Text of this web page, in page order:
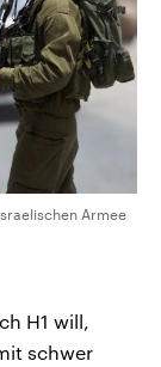
Armee
H1 will,
schwer